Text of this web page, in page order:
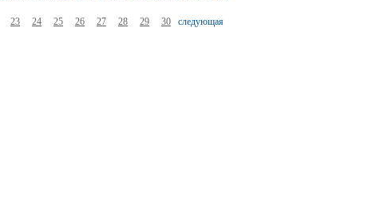
23 24 25 26 27 28 29 30 следующая